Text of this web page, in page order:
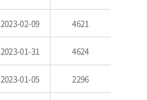
2023-02-09 4621
2023-01-31 4624
2023-01-05 2296